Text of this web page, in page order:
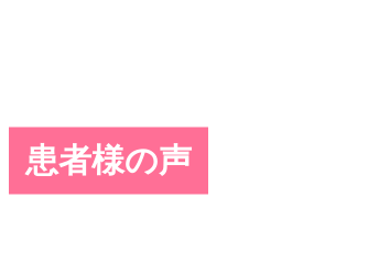
患者様の声